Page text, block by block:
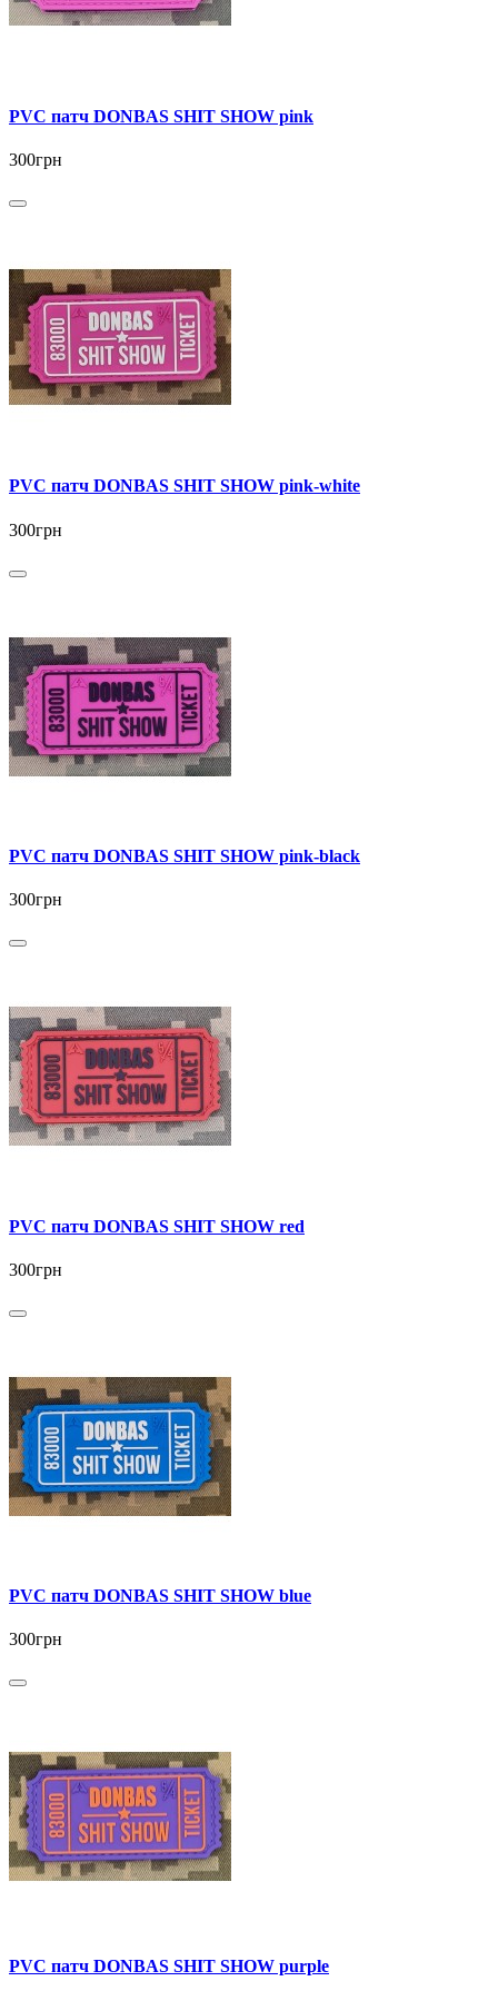
PVC патч DONBAS SHIT SHOW pink
300грн
PVC патч DONBAS SHIT SHOW pink-white
300грн
PVC патч DONBAS SHIT SHOW pink-black
300грн
PVC патч DONBAS SHIT SHOW red
300грн
PVC патч DONBAS SHIT SHOW blue
300грн
PVC патч DONBAS SHIT SHOW purple